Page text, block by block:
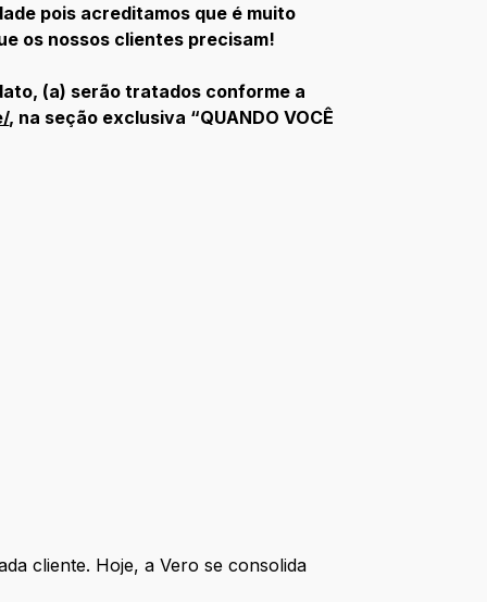
pois acreditamos que é muito
os nossos clientes precisam!
(a) serão tratados conforme a
, na seção exclusiva “QUANDO VOCÊ
cliente. Hoje, a Vero se consolida